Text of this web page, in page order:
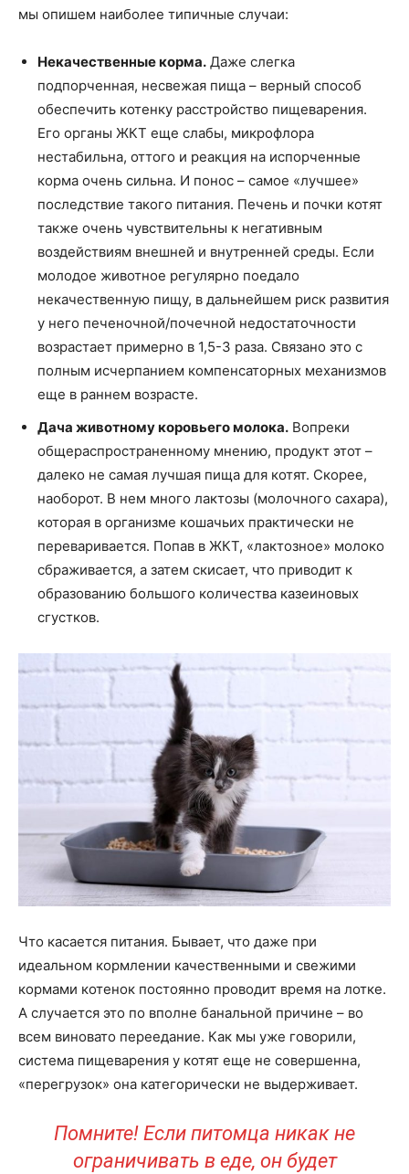
мы опишем наиболее типичные случаи:
Некачественные корма. Даже слегка
подпорченная, несвежая пища – верный способ
обеспечить котенку расстройство пищеварения.
Его органы ЖКТ еще слабы, микрофлора
нестабильна, оттого и реакция на испорченные
корма очень сильна. И понос – самое «лучшее»
последствие такого питания. Печень и почки котят
также очень чувствительны к негативным
воздействиям внешней и внутренней среды. Если
молодое животное регулярно поедало
некачественную пищу, в дальнейшем риск развития
у него печеночной/почечной недостаточности
возрастает примерно в 1,5-3 раза. Связано это с
полным исчерпанием компенсаторных механизмов
еще в раннем возрасте.
Дача животному коровьего молока. Вопреки
общераспространенному мнению, продукт этот –
далеко не самая лучшая пища для котят. Скорее,
наоборот. В нем много лактозы (молочного сахара),
которая в организме кошачьих практически не
переваривается. Попав в ЖКТ, «лактозное» молоко
сбраживается, а затем скисает, что приводит к
образованию большого количества казеиновых
сгустков.
Что касается питания. Бывает, что даже при
идеальном кормлении качественными и свежими
кормами котенок постоянно проводит время на лотке.
А случается это по вполне банальной причине – во
всем виновато переедание. Как мы уже говорили,
система пищеварения у котят еще не совершенна,
«перегрузок» она категорически не выдерживает.
Помните! Если питомца никак не
ограничивать в еде, он будет